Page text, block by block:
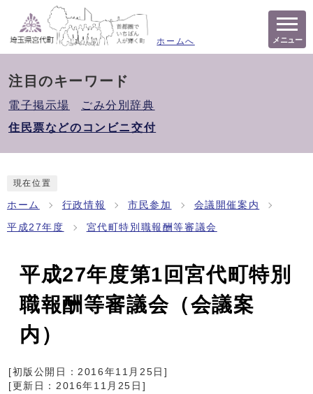
ホームへ メニュー
注目のキーワード
電子掲示場
ごみ分別辞典
住民票などのコンビニ交付
現在位置
ホーム 行政情報 市民参加 会議開催案内
平成27年度 宮代町特別職報酬等審議会
平成27年度第1回宮代町特別
職報酬等審議会（会議案
内）
[初版公開日：2016年11月25日 ]
[更新日： 2016年11月25日 ]